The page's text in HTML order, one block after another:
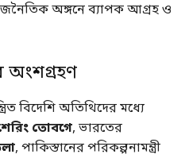
অঙ্গনে ব্যাপক আগ্রহ ও
অংশগ্রহণ
বিদেশি অতিথিদের মধ্যে
তোবগে, ভারতের
, পাকিস্তানের পরিকল্পনামন্ত্রী